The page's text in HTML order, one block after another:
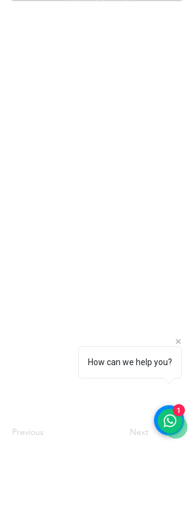
Previous Next
How can we help you?
1